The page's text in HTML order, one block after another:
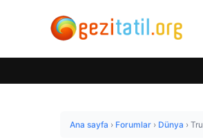
Ana sayfa › Forumlar › Dünya ›